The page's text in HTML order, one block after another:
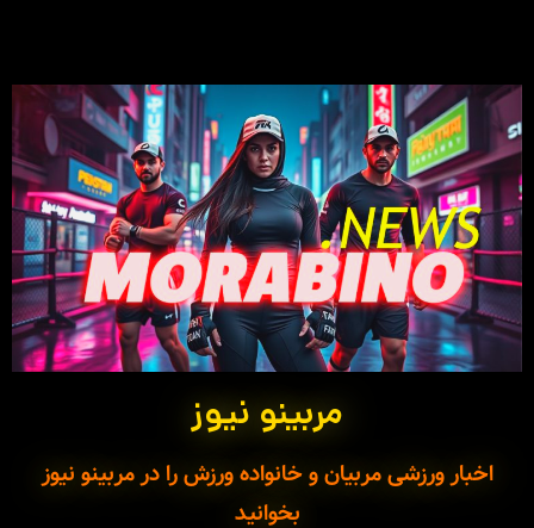
مربینو نیوز
اخبار ورزشی مربیان و خانواده ورزش را در مربینو نیوز
بخوانید